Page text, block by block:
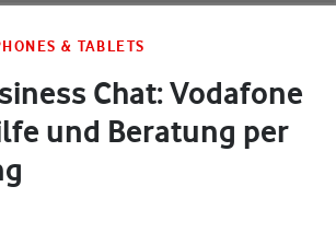
& TABLETS
Chat: Vodafone
und Beratung per